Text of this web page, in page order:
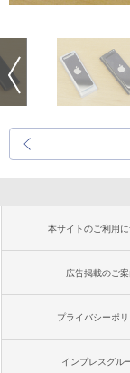
本サイトのご利用
広告掲載のご案
プライバシーポ
インプレスグル